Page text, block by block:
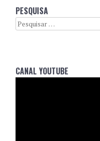
PESQUISA
Search
CANAL YOUTUBE